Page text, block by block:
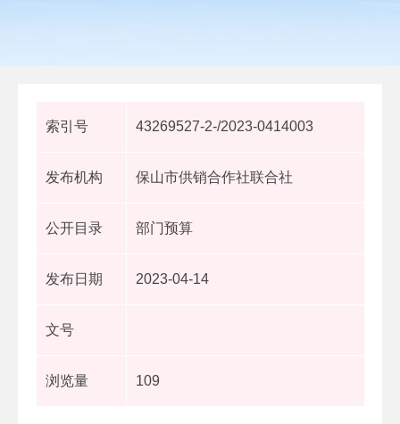
索引号 43269527-2-/2023-0414003
发布机构 保山市供销合作社联合社
公开目录 部门预算
发布日期 2023-04-14
文号
浏览量 109